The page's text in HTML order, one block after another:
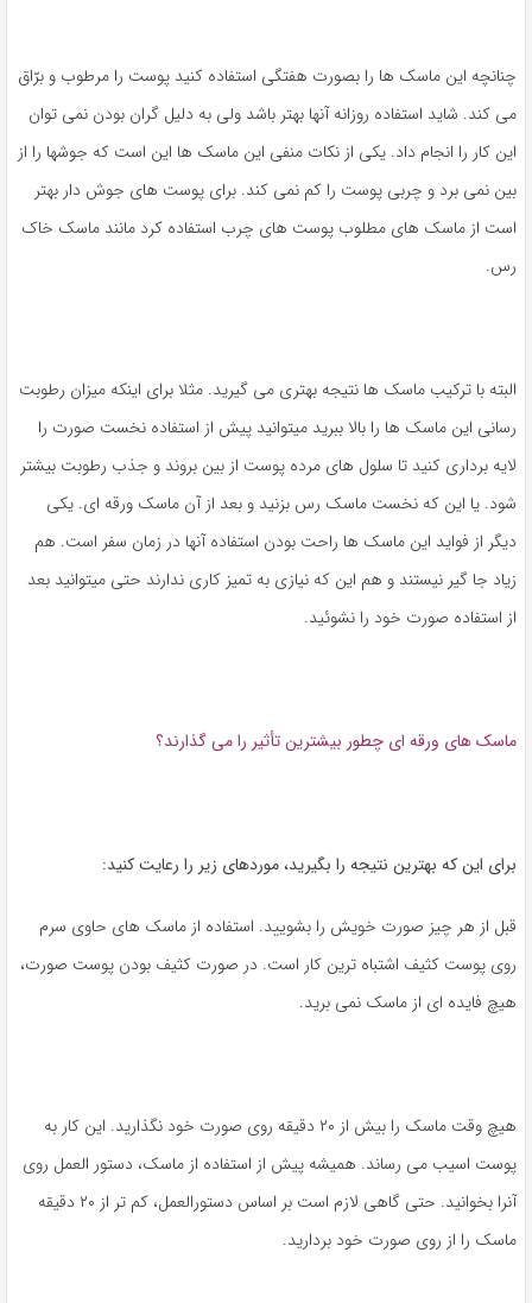
چنانچه این ماسک ها را بصورت هفتگی استفاده کنید پوست را مرطوب و برّاق
می کند. شاید استفاده روزانه آنها بهتر باشد ولی به دلیل گران بودن نمی توان
این کار را انجام داد. یکی از نکات منفی این ماسک ها این است که جوشها را از
بین نمی برد و چربی پوست را کم نمی کند. برای پوست های جوش دار بهتر
است از ماسک های مطلوب پوست های چرب استفاده کرد مانند ماسک خاک
رس.
البته با ترکیب ماسک ها نتیجه بهتری می گیرید. مثلا برای اینکه میزان رطوبت
رسانی این ماسک ها را بالا ببرید میتوانید پیش از استفاده نخست صورت را
لایه برداری کنید تا سلول های مرده پوست از بین بروند و جذب رطوبت بیشتر
شود. یا این که نخست ماسک رس بزنید و بعد از آن ماسک ورقه ای. یکی
ديگر از فواید این ماسک ها راحت بودن استفاده آنها در زمان سفر است. هم
زیاد جا گیر نیستند و هم این که نیازی به تمیز کاری ندارند حتی میتوانید بعد
از استفاده صورت خود را نشوئید.
ماسک های ورقه ای چطور بیشترین تأثير را می گذارند؟
برای این که بهترین نتیجه را بگیرید، موردهای زیر را رعایت کنید:
قبل از هر چیز صورت خویش را بشویید. استفاده از ماسک های حاوی سرم
روی پوست کثیف اشتباه ترین کار است. در صورت کثیف بودن پوست صورت،
هیچ فایده ای از ماسک نمی برید.
هیچ وقت ماسک را بیش از ۲۰ دقیقه روی صورت خود نگذارید. این کار به
پوست اسیب می رساند. همیشه پیش از استفاده از ماسک، دستور العمل روی
آنرا بخوانید. حتی گاهی لازم است بر اساس دستورالعمل، کم تر از ۲۰ دقیقه
ماسک را از روی صورت خود بردارید.